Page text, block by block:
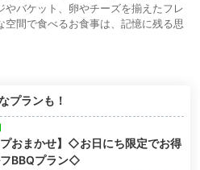
やバケット、卵やチーズを揃えたフレ
空間で食べるお食事は、記憶に残る思
プランも！
プおまかせ】◇お日にち限定でお得
BBQプラン◇